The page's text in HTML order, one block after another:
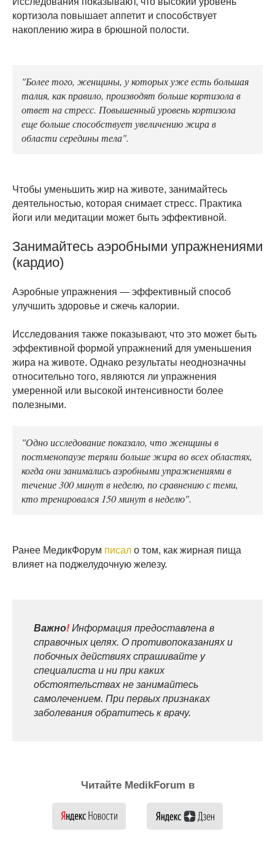
кортизола повышает аппетит и способствует
накоплению жира в брюшной полости.
"Более того, женщины, у которых уже есть большая
талия, как правило, производят больше кортизола в
ответ на стресс. Повышенный уровень кортизола
еще больше способствует увеличению жира в
области середины тела".
Чтобы уменьшить жир на животе, занимайтесь
деятельностью, которая снимает стресс. Практика
йоги или медитации может быть эффективной.
Занимайтесь аэробными упражнениями
(кардио)
Аэробные упражнения — эффективный способ
улучшить здоровье и сжечь калории.
Исследования также показывают, что это может быть
эффективной формой упражнений для уменьшения
жира на животе. Однако результаты неоднозначны
относительно того, являются ли упражнения
умеренной или высокой интенсивности более
полезными.
"Одно исследование показало, что женщины в
постменопаузе теряли больше жира во всех областях,
когда они занимались аэробными упражнениями в
течение 300 минут в неделю, по сравнению с теми,
кто тренировался 150 минут в неделю".
Ранее МедикФорум писал о том, как жирная пища
влияет на поджелудочную железу.
Важно! Информация предоставлена в
справочных целях. О противопоказаниях и
побочных действиях спрашивайте у
специалиста и ни при каких
обстоятельствах не занимайтесь
самолечением. При первых признаках
заболевания обратитесь к врачу.
Читайте MedikForum в